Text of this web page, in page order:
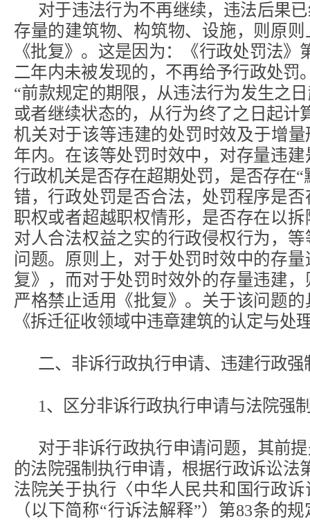
对于违法行为不再继续，违法后果
存量的建筑物、构筑物、设施，则原
《批复》。这是因为：《行政处罚法》
二年内未被发现的，不再给予行政处罚
“前款规定的期限，从违法行为发生之
或者继续状态的，从行为终了之日起计
机关对于该等违建的处罚时效及于增
年内。在该等处罚时效中，对存量违
行政机关是否存在超期处罚，是否存在“
错，行政处罚是否合法，处罚程序是
职权或者超越职权情形，是否存在以
对人合法权益之实的行政侵权行为，
问题。原则上，对于处罚时效中的存
复》，而对于处罚时效外的存量违建
严格禁止适用《批复》。关于该问题
《拆迁征收领域中违章建筑的认定与处
二、非诉行政执行申请、违建行政
1、区分非诉行政执行申请与法院强
对于非诉行政执行申请问题，其前
的法院强制执行申请，根据行政诉讼法
法院关于执行〈中华人民共和国行政
（以下简称“行诉法解释”）第83条的